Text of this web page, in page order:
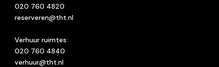
020 760 4820
reserveren@tht.nl
Verhuur ruimtes:
020 760 4840
verhuur@tht.nl